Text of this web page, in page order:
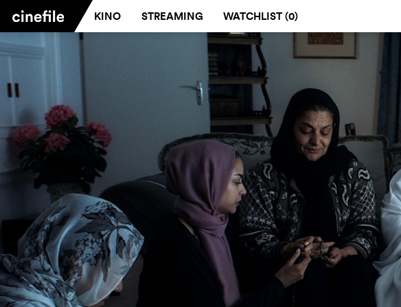
KINO STREAMING WATCHLIST (0)